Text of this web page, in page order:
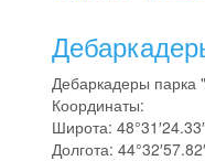
№25
Дебаркадеры парка
Координаты:
Широта:
Долгота: